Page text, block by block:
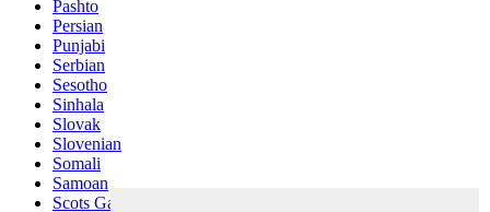
Pashto
Persian
Punjabi
Serbian
Sesotho
Sinhala
Slovak
Slovenian
Somali
Samoan
Scots Gaelic